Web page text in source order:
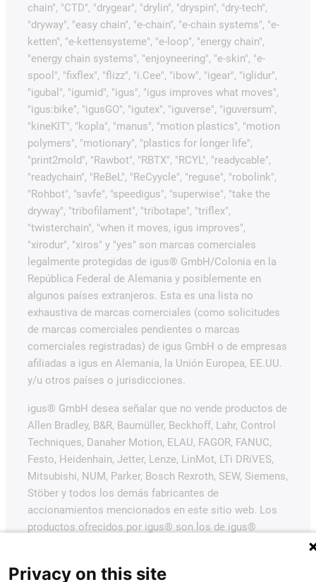
chain", "CTD", "drygear", "drylin", "dryspin", "dry-tech",
"dryway", "easy chain", "e-chain", "e-chain systems", "e-
ketten", "e-kettensysteme", "e-loop", "energy chain",
"energy chain systems", "enjoyneering", "e-skin", "e-
spool", "fixflex", "flizz", "i.Cee", "ibow", "igear", "iglidur",
"igubal", "igumid", "igus", "igus improves what moves",
"igus:bike", "igusGO", "igutex", "iguverse", "iguversum",
"kineKIT", "kopla", "manus", "motion plastics", "motion
polymers", "motionary", "plastics for longer life",
"print2mold", "Rawbot", "RBTX", "RCYL", "readycable",
"readychain", "ReBeL", "ReCyycle", "reguse", "robolink",
"Rohbot", "savfe", "speedigus", "superwise", "take the
dryway", "tribofilament", "tribotape", "triflex",
"twisterchain", "when it moves, igus improves",
"xirodur", "xiros" y "yes" son marcas comerciales
legalmente protegidas de igus® GmbH/Colonia en la
República Federal de Alemania y posiblemente en
algunos países extranjeros. Esta es una lista no
exhaustiva de marcas comerciales (como solicitudes
de marcas comerciales pendientes o marcas
comerciales registradas) de igus GmbH o de empresas
afiliadas a igus en Alemania, la Unión Europea, EE.UU.
y/u otros países o jurisdicciones.
igus® GmbH desea señalar que no vende productos de
Allen Bradley, B&R, Baumüller, Beckhoff, Lahr, Control
Techniques, Danaher Motion, ELAU, FAGOR, FANUC,
Festo, Heidenhain, Jetter, Lenze, LinMot, LTi DRiVES,
Mitsubishi, NUM, Parker, Bosch Rexroth, SEW, Siemens,
Stöber y todos los demás fabricantes de
accionamientos mencionados en este sitio web. Los
productos ofrecidos por igus® son los de igus®
Privacy on this site